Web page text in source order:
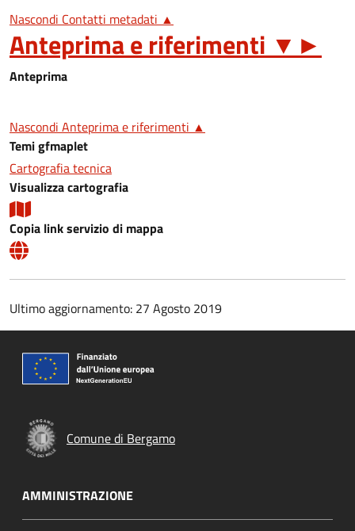
Nascondi Contatti metadati ▲
Anteprima e riferimenti ▼ ►
Anteprima
Nascondi Anteprima e riferimenti ▲
Temi gfmaplet
Cartografia tecnica
Visualizza cartografia
Copia link servizio di mappa
Ultimo aggiornamento: 27 Agosto 2019
Comune di Bergamo
AMMINISTRAZIONE